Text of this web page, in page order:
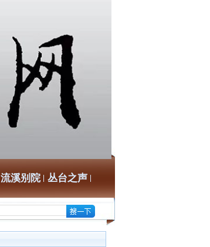
流溪别院 丛台之声